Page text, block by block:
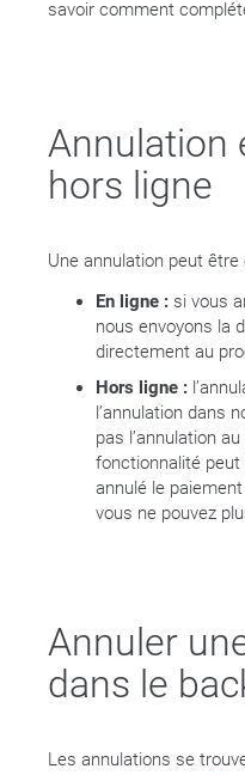
savoir comment
Annulation
hors ligne
Une annulation peut
En ligne : si vous
nous envoyons la
directement au
Hors ligne :
l’annulation dans
pas l’annulation
fonctionnalité peut
annulé le
vous ne pouvez
Annuler
dans le
Les annulations se